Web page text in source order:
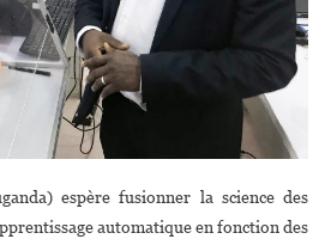
espère fusionner la science des
automatique en fonction des